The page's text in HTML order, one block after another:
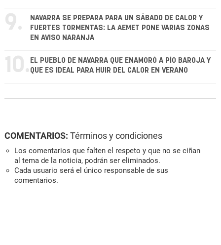
9.
NAVARRA SE PREPARA PARA UN SÁBADO DE CALOR Y
FUERTES TORMENTAS: LA AEMET PONE VARIAS ZONAS
EN AVISO NARANJA
10. EL PUEBLO DE NAVARRA QUE ENAMORÓ A PÍO BAROJA Y
QUE ES IDEAL PARA HUIR DEL CALOR EN VERANO
COMENTARIOS: Términos y condiciones
Los comentarios que falten el respeto y que no se ciñan
al tema de la noticia, podrán ser eliminados.
Cada usuario será el único responsable de sus
comentarios.